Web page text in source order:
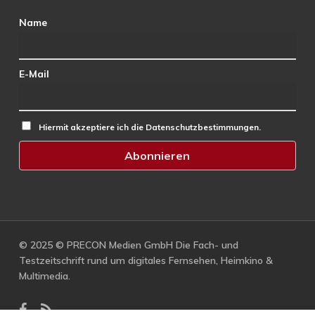
Name
E-Mail
Hiermit akzeptiere ich die Datenschutzbestimmungen.
© 2025 © PRECON Medien GmbH Die Fach- und
Testzeitschrift rund um digitales Fernsehen, Heimkino &
Multimedia.
facebook
RSS